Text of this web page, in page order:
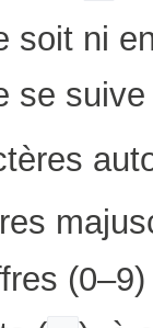
soit ni
se
(0–9)